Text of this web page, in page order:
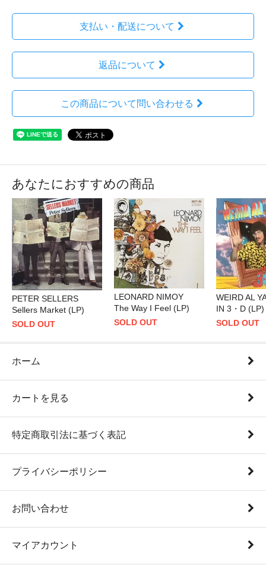
支払い・配送について
返品について
この商品について問い合わせる
あなたにおすすめの商品
PETER SELLERS
Sellers Market (LP)
SOLD OUT
LEONARD NIMOY
The Way I Feel (LP)
SOLD OUT
WEIRD AL
IN 3・D (LP)
SOLD OUT
ホーム
カートを見る
特定商取引法に基づく表記
プライバシーポリシー
お問い合わせ
マイアカウント